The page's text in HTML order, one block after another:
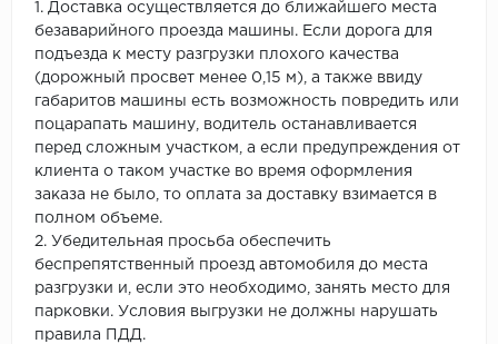
1. Доставка осуществляется до ближайшего места
безаварийного проезда машины. Если дорога для
подъезда к месту разгрузки плохого качества
(дорожный просвет менее 0,15 м), а также ввиду
габаритов машины есть возможность повредить или
поцарапать машину, водитель останавливается
перед сложным участком, а если предупреждения от
клиента о таком участке во время оформления
заказа не было, то оплата за доставку взимается в
полном объеме.
2. Убедительная просьба обеспечить
беспрепятственный проезд автомобиля до места
разгрузки и, если это необходимо, занять место для
парковки. Условия выгрузки не должны нарушать
правила ПДД.